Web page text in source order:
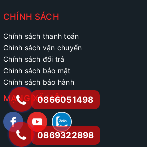
CHÍNH SÁCH
Chính sách thanh toán
Chính sách vận chuyển
Chính sách đổi trả
Chính sách bảo mật
Chính sách bảo hành
MẠNG XÃ HỘI
0869322898
0866051498